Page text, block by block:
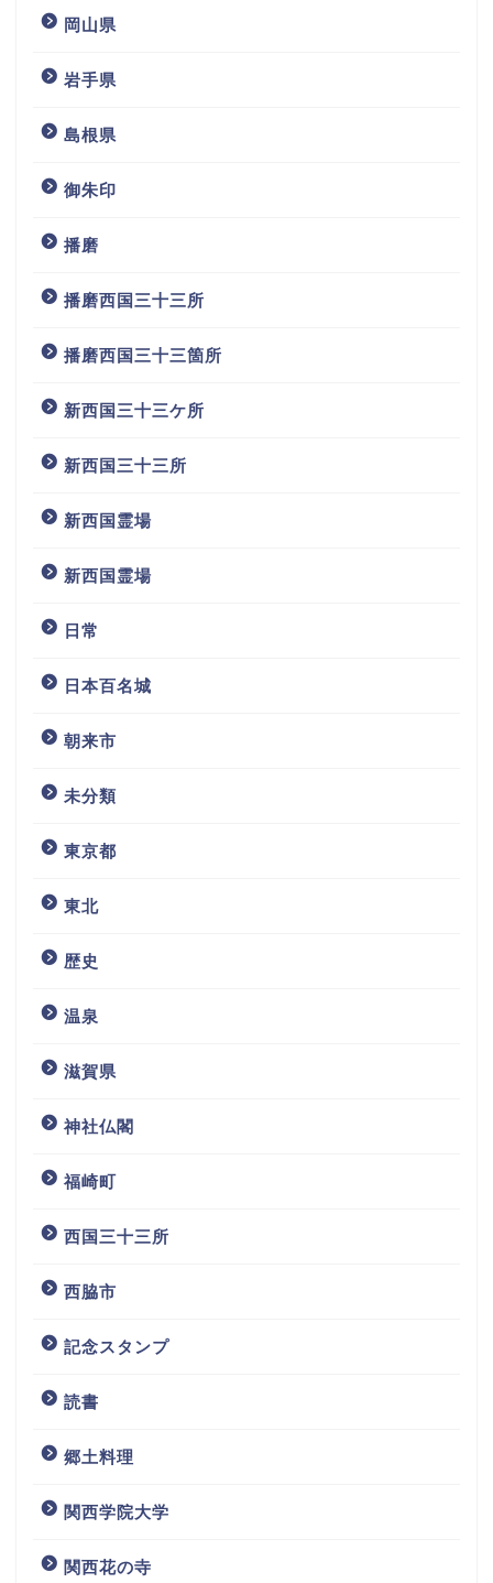
岡山県
岩手県
島根県
御朱印
播磨
播磨西国三十三所
播磨西国三十三箇所
新西国三十三ケ所
新西国三十三所
新西国霊場
新西国霊場
日常
日本百名城
朝来市
未分類
東京都
東北
歴史
温泉
滋賀県
神社仏閣
福崎町
西国三十三所
西脇市
記念スタンプ
読書
郷土料理
関西学院大学
関西花の寺